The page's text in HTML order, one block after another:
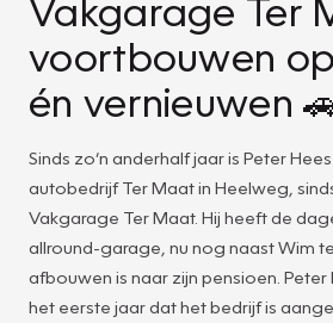
voortbouwen
én vernieuwen
Sinds zo’n anderhalf jaar is Peter
autobedrijf Ter Maat in Heelweg,
Vakgarage Ter Maat. Hij heeft de
allround-garage, nu nog naast Wim
afbouwen is naar zijn pensioen.
het eerste jaar dat het bedrijf is